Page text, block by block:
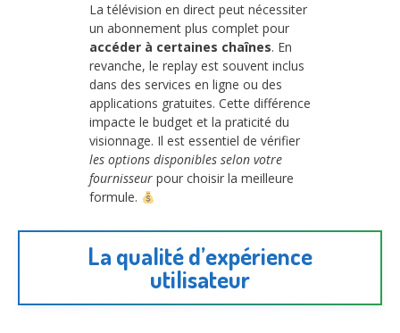
La télévision en direct peut nécessiter
un abonnement plus complet pour
accéder à certaines chaînes. En
revanche, le replay est souvent inclus
dans des services en ligne ou des
applications gratuites. Cette différence
impacte le budget et la praticité du
visionnage. Il est essentiel de vérifier
les options disponibles selon votre
fournisseur pour choisir la meilleure
formule.
La qualité d’expérience
utilisateur